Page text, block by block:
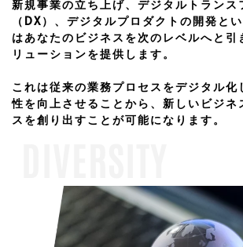
新規事業の立ち上げ、デジタルトランス
（DX）、デジタルプロダクトの開発と
はあなたのビジネスを次のレベルへと引
リューションを提供します。
これは従来の業務プロセスをデジタル化
性を向上させることから、新しいビジネ
スを創り出すことが可能になります。